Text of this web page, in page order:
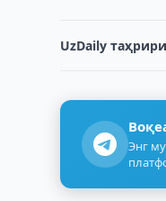
UzDaily
Энг